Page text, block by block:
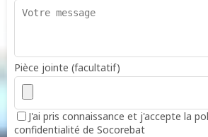
Pièce jointe (facultatif)
J'ai pris connaissance et j'accepte la
confidentialité de Socorebat